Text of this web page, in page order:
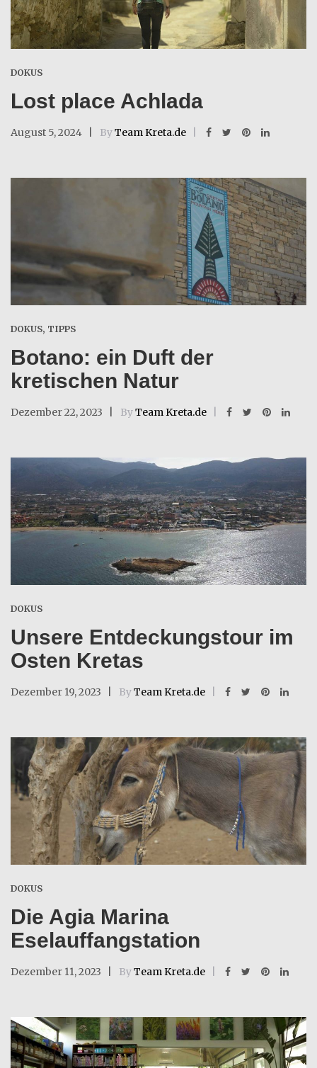
DOKUS
Lost place Achlada
August 5, 2024 ByTeam Kreta.de
DOKUS, TIPPS
Botano: ein Duft der
kretischen Natur
Dezember 22, 2023 ByTeam Kreta.de
DOKUS
Unsere Entdeckungstour im
Osten Kretas
Dezember 19, 2023 ByTeam Kreta.de
DOKUS
Die Agia Marina
Eselauffangstation
Dezember 11, 2023 ByTeam Kreta.de